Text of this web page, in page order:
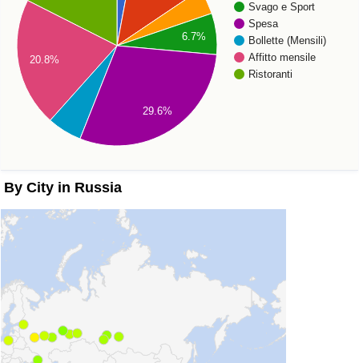
Svago e Sport
Spesa
Bollette (Mensili)
Affitto mensile
Ristoranti
6.7%
20.8%
29.6%
By City in Russia